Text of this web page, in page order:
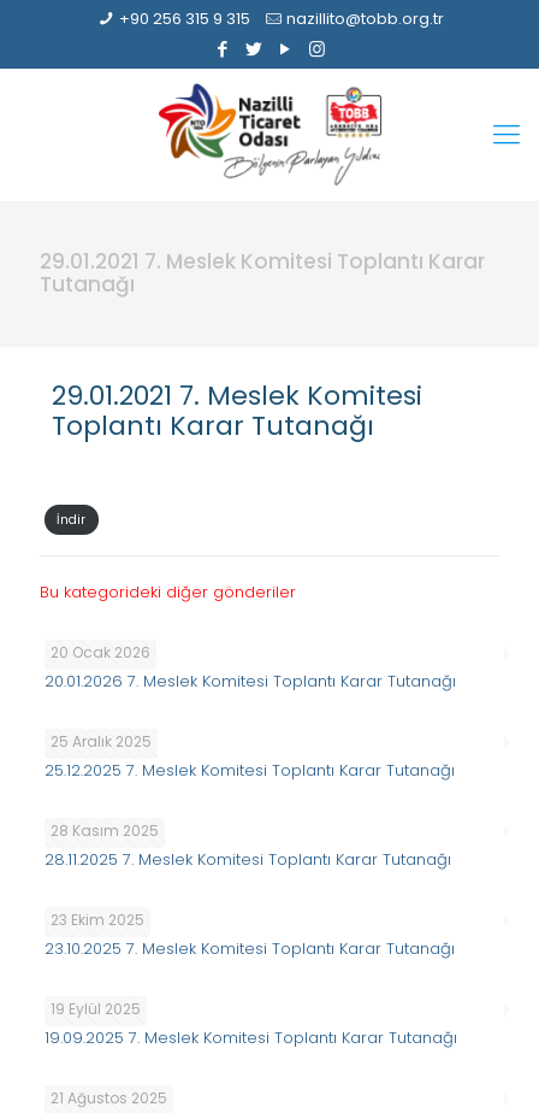
+90 256 315 9 315 nazillito@tobb.org.tr
29.01.2021 7. Meslek Komitesi Toplantı Karar
Tutanağı
29.01.2021 7. Meslek Komitesi
Toplantı Karar Tutanağı
İndir
Bu kategorideki diğer gönderiler
20 Ocak 2026
20.01.2026 7. Meslek Komitesi Toplantı Karar Tutanağı
25 Aralık 2025
25.12.2025 7. Meslek Komitesi Toplantı Karar Tutanağı
28 Kasım 2025
28.11.2025 7. Meslek Komitesi Toplantı Karar Tutanağı
23 Ekim 2025
23.10.2025 7. Meslek Komitesi Toplantı Karar Tutanağı
19 Eylül 2025
19.09.2025 7. Meslek Komitesi Toplantı Karar Tutanağı
21 Ağustos 2025